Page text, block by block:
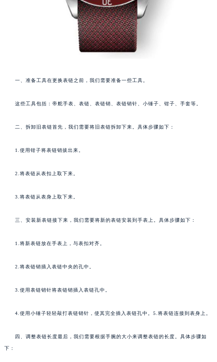
一、准备工具在更换表链之前，我们需要准备一些工具。
这些工具包括：帝舵手表、表链、表链销、表链销针、小锤子、钳子、手套等。
二、拆卸旧表链首先，我们需要将旧表链拆卸下来。具体步骤如下：
1.使用钳子将表链销拔出来。
2.将表链从表扣上取下来。
3.将表链从表身上取下来。
三、安装新表链接下来，我们需要将新的表链安装到手表上。具体步骤如下：
1.将新表链放在手表上，与表扣对齐。
2.将表链销插入表链中央的孔中。
3.使用表链销针将表链销插入表链孔中。
4.使用小锤子轻轻敲打表链销针，使其完全插入表链孔中。5.将表链连接到表身上。
四、调整表链长度最后，我们需要根据手腕的大小来调整表链的长度。具体步骤如
下：